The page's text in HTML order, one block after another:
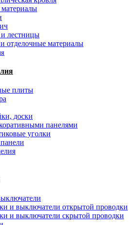
лестницы
плиты
доски
панелями
уголки
и выключатели открытой проводки
и выключатели скрытой проводки